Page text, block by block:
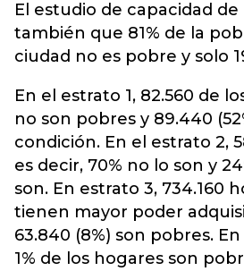
El estudio de capacidad
también que 81% de la
ciudad no es pobre y solo
En el estrato 1, 82.560 de
no son pobres y 89.440
condición. En el estrato 2,
es decir, 70% no lo son y
son. En estrato 3, 734.160
tienen mayor poder
63.840 (8%) son pobres.
1% de los hogares son